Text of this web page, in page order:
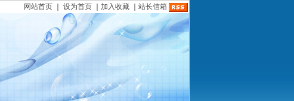
网站首页 设为首页 加入收藏 站长信箱